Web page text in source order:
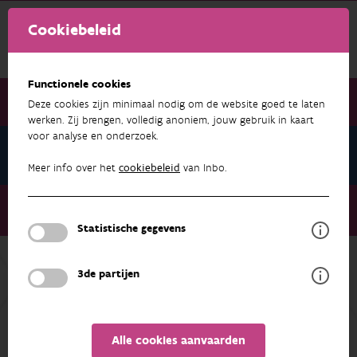
Cookiebeleid
Functionele cookies
Deze cookies zijn minimaal nodig om de website goed te laten
werken. Zij brengen, volledig anoniem, jouw gebruik in kaart
voor analyse en onderzoek.
Meer info over het cookiebeleid van Inbo.
Statistische gegevens
3de partijen
Alle cookies aanvaarden
Natuurindicatoren
Oppervlakte met effectief natuurbeheer